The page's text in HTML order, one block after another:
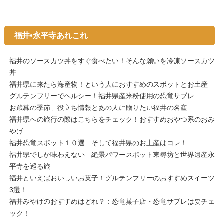
福井•永平寺あれこれ
福井のソースカツ丼をすぐ食べたい！そんな願いを冷凍ソースカツ
丼
福井県に来たら海産物！という人におすすめのスポットとお土産
グルテンフリーでヘルシー！福井県産米粉使用の恐竜サブレ
お歳暮の季節、役立ち情報とあの人に贈りたい福井の名産
福井県への旅行の際はこちらをチェック！おすすめおやつ系のおみ
やげ
福井恐竜スポット１０選！そして福井県のお土産はコレ！
福井県でしか味わえない！絶景パワースポット東尋坊と世界遺産永
平寺を巡る旅
福井といえばおいしいお菓子！グルテンフリーのおすすめスイーツ
3選！
福井みやげのおすすめはどれ？：恐竜菓子店・恐竜サブレは要チェ
ック！